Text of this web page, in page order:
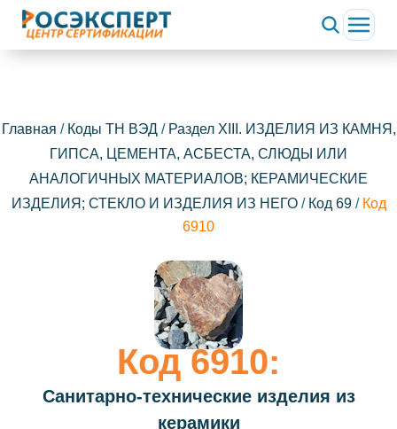
Главная / Коды ТН ВЭД/ Раздел XIII. ИЗДЕЛИЯ ИЗ КАМНЯ,
ГИПСА, ЦЕМЕНТА, АСБЕСТА, СЛЮДЫ ИЛИ
АНАЛОГИЧНЫХ МАТЕРИАЛОВ; КЕРАМИЧЕСКИЕ
ИЗДЕЛИЯ; СТЕКЛО И ИЗДЕЛИЯ ИЗ НЕГО / Код 69 / Код
6910
Код 6910:
Санитарно-технические изделия из
керамики